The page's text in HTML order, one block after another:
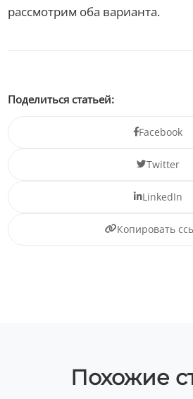
рассмотрим оба варианта.
Поделиться статьей:
Facebook
Twitter
LinkedIn
Копировать
Похожие